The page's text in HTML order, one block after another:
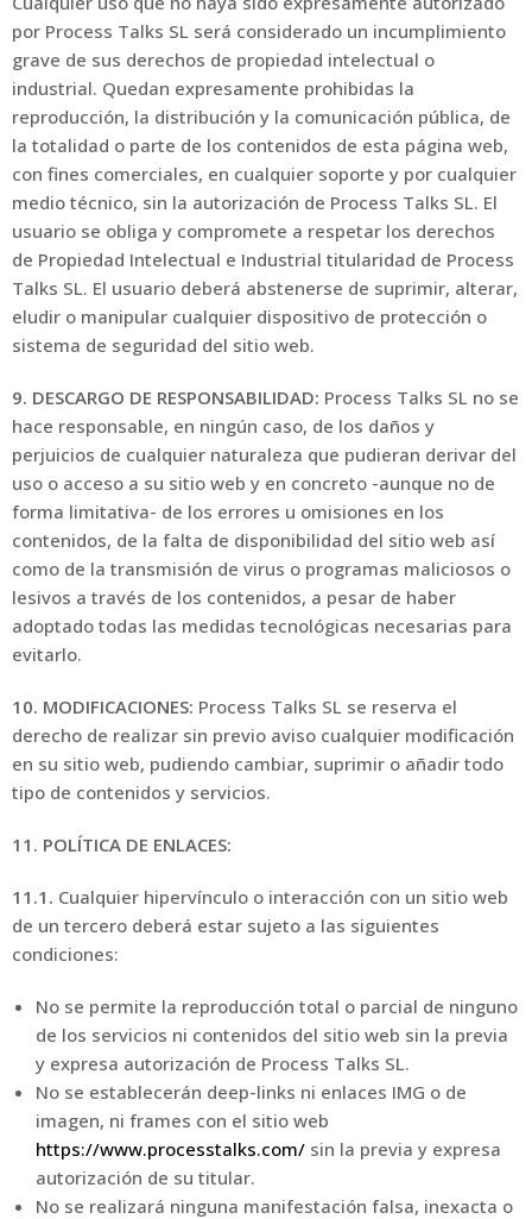
por Process Talks SL será considerado un incumplimiento
grave de sus derechos de propiedad intelectual o
industrial. Quedan expresamente prohibidas la
reproducción, la distribución y la comunicación pública, de
la totalidad o parte de los contenidos de esta página web,
con fines comerciales, en cualquier soporte y por cualquier
medio técnico, sin la autorización de Process Talks SL. El
usuario se obliga y compromete a respetar los derechos
de Propiedad Intelectual e Industrial titularidad de Process
Talks SL. El usuario deberá abstenerse de suprimir, alterar,
eludir o manipular cualquier dispositivo de protección o
sistema de seguridad del sitio web.
9. DESCARGO DE RESPONSABILIDAD: Process Talks SL no se
hace responsable, en ningún caso, de los daños y
perjuicios de cualquier naturaleza que pudieran derivar del
uso o acceso a su sitio web y en concreto -aunque no de
forma limitativa- de los errores u omisiones en los
contenidos, de la falta de disponibilidad del sitio web así
como de la transmisión de virus o programas maliciosos o
lesivos a través de los contenidos, a pesar de haber
adoptado todas las medidas tecnológicas necesarias para
evitarlo.
10. MODIFICACIONES: Process Talks SL se reserva el
derecho de realizar sin previo aviso cualquier modificación
en su sitio web, pudiendo cambiar, suprimir o añadir todo
tipo de contenidos y servicios.
11. POLÍTICA DE ENLACES:
11.1. Cualquier hipervínculo o interacción con un sitio web
de un tercero deberá estar sujeto a las siguientes
condiciones:
No se permite la reproducción total o parcial de ninguno
de los servicios ni contenidos del sitio web sin la previa
y expresa autorización de Process Talks SL.
No se establecerán deep-links ni enlaces IMG o de
imagen, ni frames con el sitio web
https://www.processtalks.com/ sin la previa y expresa
autorización de su titular.
No se realizará ninguna manifestación falsa, inexacta o